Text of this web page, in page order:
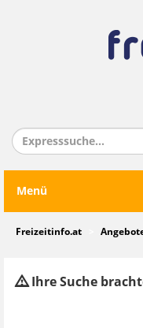
Menü
Freizeitinfo.at
Ihre Suche